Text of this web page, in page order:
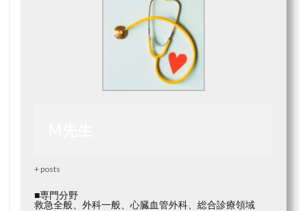
+ posts
■専門分野
救急全般、外科一般、心臓血管外科、総合診療領域